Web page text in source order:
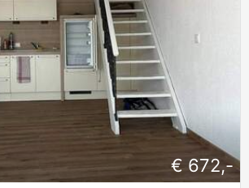
€ 672,-